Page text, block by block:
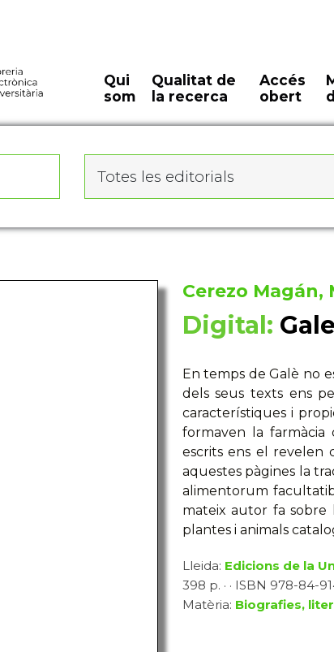
Qui
som
Qualitat de
la recerca
Accés
obert
Totes les editorials
Cerezo Magán,
Digital:
En temps de Galè no
dels seus texts ens
característiques i
formaven la farmàcia
escrits ens el
aquestes pàgines la
alimentorum
mateix autor fa sobre
plantes i animals
Lleida: Edicions de la
398 p. · · ISBN 978-84-
Matèria: Biografies,